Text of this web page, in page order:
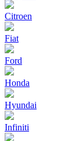
Citroen
Fiat
Ford
Honda
Hyundai
Infiniti